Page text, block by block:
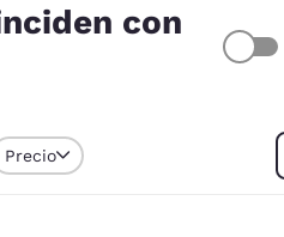
con
Precio